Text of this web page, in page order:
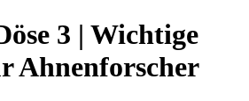
3 | Wichtige
Ahnenforscher